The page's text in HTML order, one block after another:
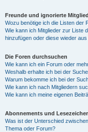
Freunde und ignorierte
Wozu benötige ich die Listen der
Wie kann ich Mitglieder zur Liste
hinzufügen oder diese wieder
Die Foren durchsuchen
Wie kann ich ein Forum oder
Weshalb erhalte ich bei der
Warum bekomme ich bei der
Wie kann ich nach Mitgliedern
Wie kann ich meine eigenen
Abonnements und
Was ist der Unterschied
Thema oder Forum?